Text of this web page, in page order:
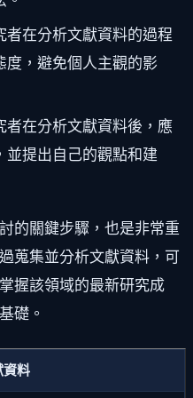
者在分析文獻資料的過程
度，避免個人主觀的影
者在分析文獻資料後，應
並提出自己的觀點和建
的關鍵步驟，也是非常重
蒐集並分析文獻資料，可
握該領域的最新研究成
礎。
資料